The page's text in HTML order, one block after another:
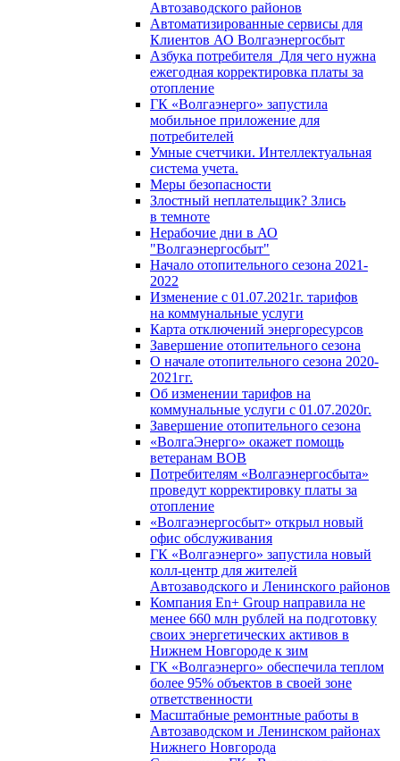
Автозаводского районов
Автоматизированные сервисы для
Клиентов АО Волгаэнергосбыт
Азбука потребителя_Для чего нужна
ежегодная корректировка платы за
отопление
ГК «Волгаэнерго» запустила
мобильное приложение для
потребителей
Умные счетчики. Интеллектуальная
система учета.
Меры безопасности
Злостный неплательщик? Злись
в темноте
Нерабочие дни в АО
"Волгаэнергосбыт"
Начало отопительного сезона 2021-
2022
Изменение с 01.07.2021г. тарифов
на коммунальные услуги
Карта отключений энергоресурсов
Завершение отопительного сезона
О начале отопительного сезона 2020-
2021гг.
Об изменении тарифов на
коммунальные услуги с 01.07.2020г.
Завершение отопительного сезона
«ВолгаЭнерго» окажет помощь
ветеранам ВОВ
Потребителям «Волгаэнергосбыта»
проведут корректировку платы за
отопление
«Волгаэнергосбыт» открыл новый
офис обслуживания
ГК «Волгаэнерго» запустила новый
колл-центр для жителей
Автозаводского и Ленинского районов
Компания En+ Group направила не
менее 660 млн рублей на подготовку
своих энергетических активов в
Нижнем Новгороде к зим
ГК «Волгаэнерго» обеспечила теплом
более 95% объектов в своей зоне
ответственности
Масштабные ремонтные работы в
Автозаводском и Ленинском районах
Нижнего Новгорода